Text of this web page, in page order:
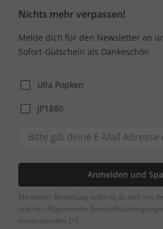
Nichts mehr verpassen!
Melde dich für den Newsletter an
Sofort-Gutschein als Dankeschön
Ulla Popken
JP1880
Anmelden und
Mit deiner Bestellung erklärst du dich mit
und den Allgemeinen
einverstanden. [+]